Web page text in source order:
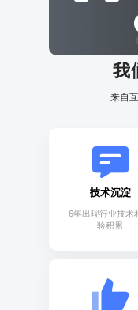
我
来自
技术沉淀
6年出现行业技术
验积累